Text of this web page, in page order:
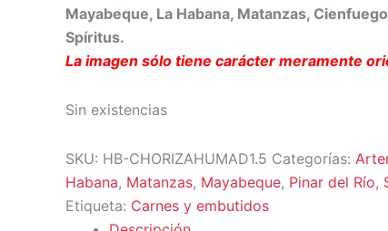
Mayabeque, La Habana, Matanzas,
Spíritus.
La imagen sólo tiene carácter meramente
Sin existencias
SKU: HB-CHORIZAHUMAD1.5 Categorías:
Habana, Matanzas, Mayabeque, Pinar del Río,
Etiqueta: Carnes y embutidos